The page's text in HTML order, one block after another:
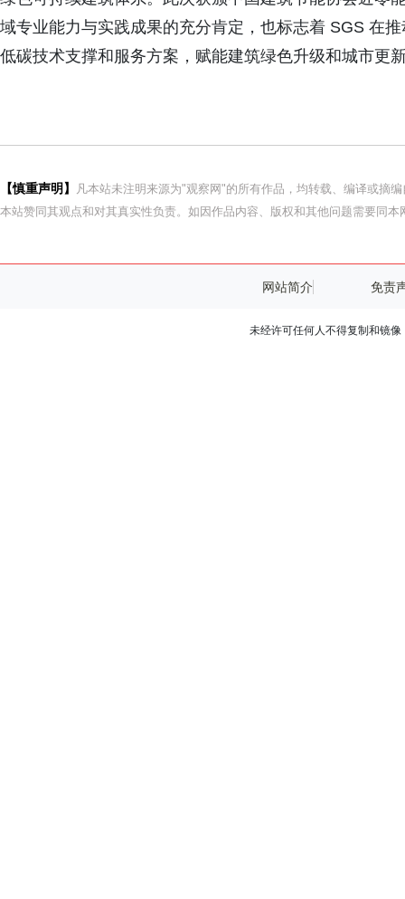
域专业能力与实践成果的充分肯定，也标志着 SGS 在
低碳技术支撑和服务方案，赋能建筑绿色升级和城市更
【慎重声明】
凡本站未注明来源为"观察网"的所有作品，均转载、编译或摘
本站赞同其观点和对其真实性负责。如因作品内容、版权和其他问题需要同本
网站简介 免责
未经许可任何人不得复制和镜